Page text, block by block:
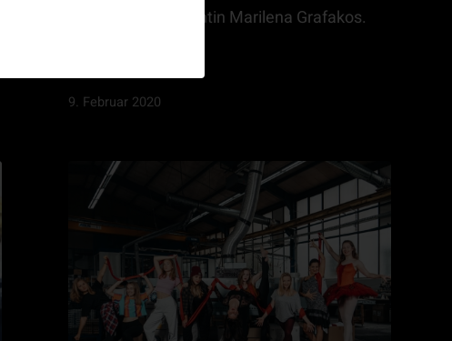
Choreografiedozentin Marilena Grafakos.
9. Februar 2020